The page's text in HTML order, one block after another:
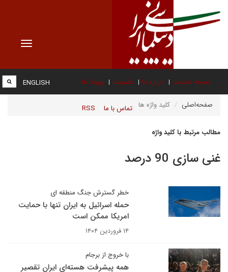
Toggle
صفحه نخست درباره ما عضویت پیوند ها
تماس با ما RSS
ENGLISH
صفحه‌اصلی کلید واژه ها
مطالب مرتبط با کلید واژه
غنی سازی 90 درصد
خطر گسترش جنگ منطقه ای
حمله اسرائیل به ایران تنها با حمایت
امریکا ممکن است
۱۴ فروردین ۱۴۰۴
با خروج از برجام
همه پیشرفت هسته‌ای ایران تقصیر